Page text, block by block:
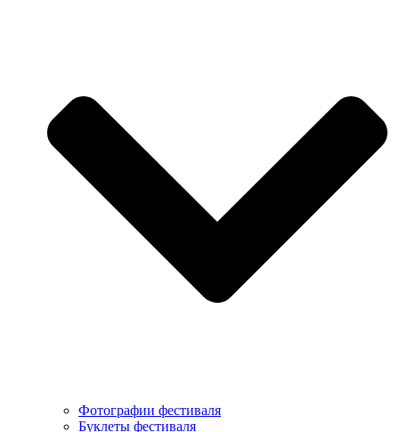
Фотографии фестиваля
Буклеты фестиваля